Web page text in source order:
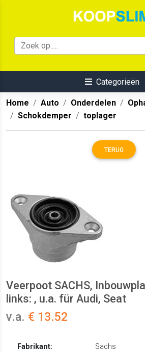
Categorieën
Home Auto Onderdelen
Schokdemper
toplager
TERUG
Veerpoot SACHS,
links: , u.a. für Audi, Seat
v.a. € 13.52
Fabrikant:
Sachs